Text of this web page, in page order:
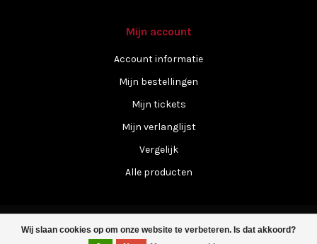
Wij slaan cookies op om onze website te verbeteren. Is dat akkoord?
Mijn account
Account informatie
Mijn bestellingen
Mijn tickets
Mijn verlanglijst
Vergelijk
Alle producten